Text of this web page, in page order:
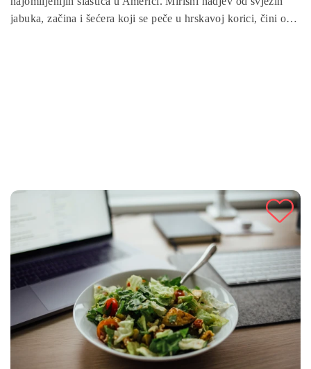
jabuka, začina i šećera koji se peče u hrskavoj korici, čini ovu